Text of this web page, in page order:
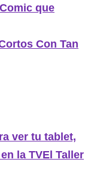
que
Con Tan
ver tu tablet,
la TVEl Taller